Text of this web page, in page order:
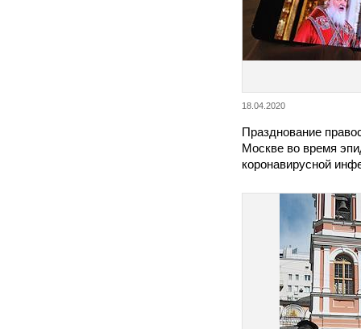
18.04.2020
Празднование
Москве во время
коронавирусной